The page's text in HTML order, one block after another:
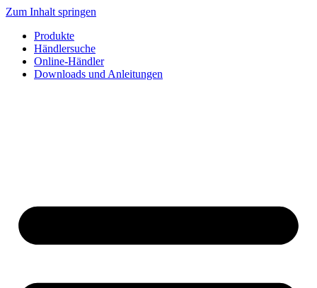
Zum Inhalt springen
Produkte
Händlersuche
Online-Händler
Downloads und Anleitungen